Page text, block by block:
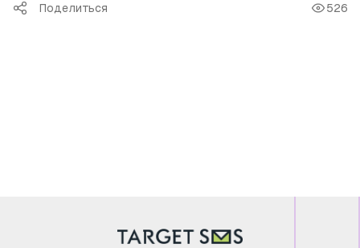
Поделиться 526